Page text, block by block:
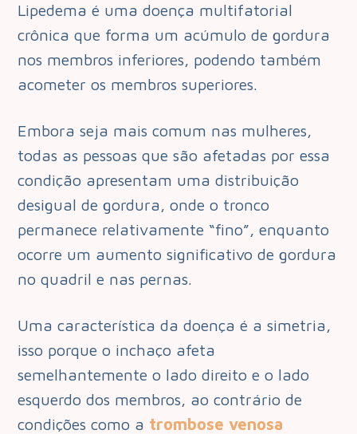
Lipedema é uma doença multifatorial
crônica que forma um acúmulo de gordura
nos membros inferiores, podendo também
acometer os membros superiores.
Embora seja mais comum nas mulheres,
todas as pessoas que são afetadas por essa
condição apresentam uma distribuição
desigual de gordura, onde o tronco
permanece relativamente “fino”, enquanto
ocorre um aumento significativo de gordura
no quadril e nas pernas.
Uma característica da doença é a simetria,
isso porque o inchaço afeta
semelhantemente o lado direito e o lado
esquerdo dos membros, ao contrário de
condições como a trombose venosa